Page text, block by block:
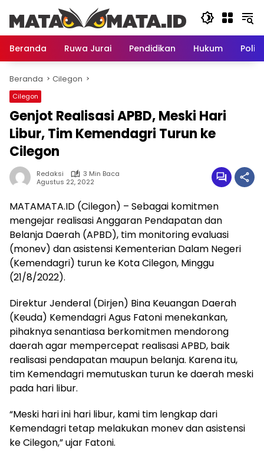
konten
Beranda
Ruwa Jurai Pendidikan Hukum
Beranda Cilegon
Cilegon
Genjot Realisasi APBD, Meski Hari
Libur, Tim Kemendagri Turun ke
Cilegon
Redaksi
3 Min Baca
Agustus 22, 2022
MATAMATA.ID (Cilegon) – Sebagai komitmen
mengejar realisasi Anggaran Pendapatan dan
Belanja Daerah (APBD), tim monitoring evaluasi
(monev) dan asistensi Kementerian Dalam Negeri
(Kemendagri) turun ke Kota Cilegon, Minggu
(21/8/2022).
Direktur Jenderal (Dirjen) Bina Keuangan Daerah
(Keuda) Kemendagri Agus Fatoni menekankan,
pihaknya senantiasa berkomitmen mendorong
daerah agar mempercepat realisasi APBD, baik
realisasi pendapatan maupun belanja. Karena itu,
tim Kemendagri memutuskan turun ke daerah meski
pada hari libur.
“Meski hari ini hari libur, kami tim lengkap dari
Kemendagri tetap melakukan monev dan asistensi
ke Cilegon,” ujar Fatoni.